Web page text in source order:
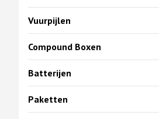
Vuurpijlen
Compound Boxen
Batterijen
Paketten